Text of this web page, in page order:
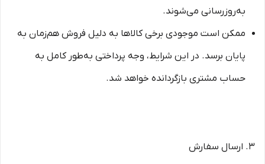
به‌روزرسانی می‌شوند.
ممکن است موجودی برخی کالاها به دلیل فروش هم‌زمان به
پایان برسد. در این شرایط، وجه پرداختی به‌طور کامل به
حساب مشتری بازگردانده خواهد شد.
۳. ارسال سفارش